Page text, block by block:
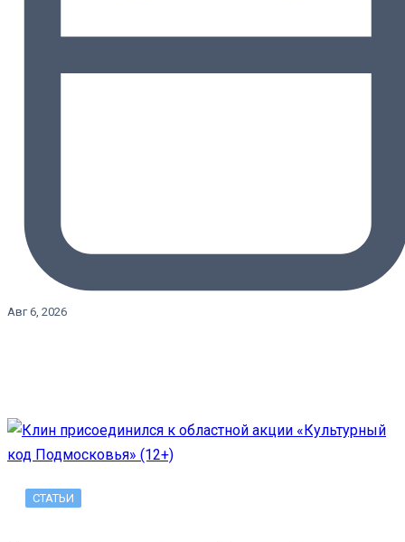
Авг 6, 2026
СТАТЬИ